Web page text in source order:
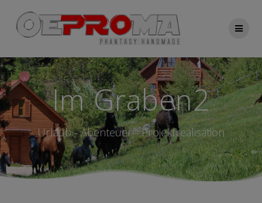
Inhalt
springen
Im Graben2
Urlaub - Abenteuer - Projektrealisation